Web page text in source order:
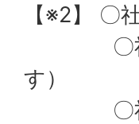
【※2】 〇
〇社会
す）
〇社会